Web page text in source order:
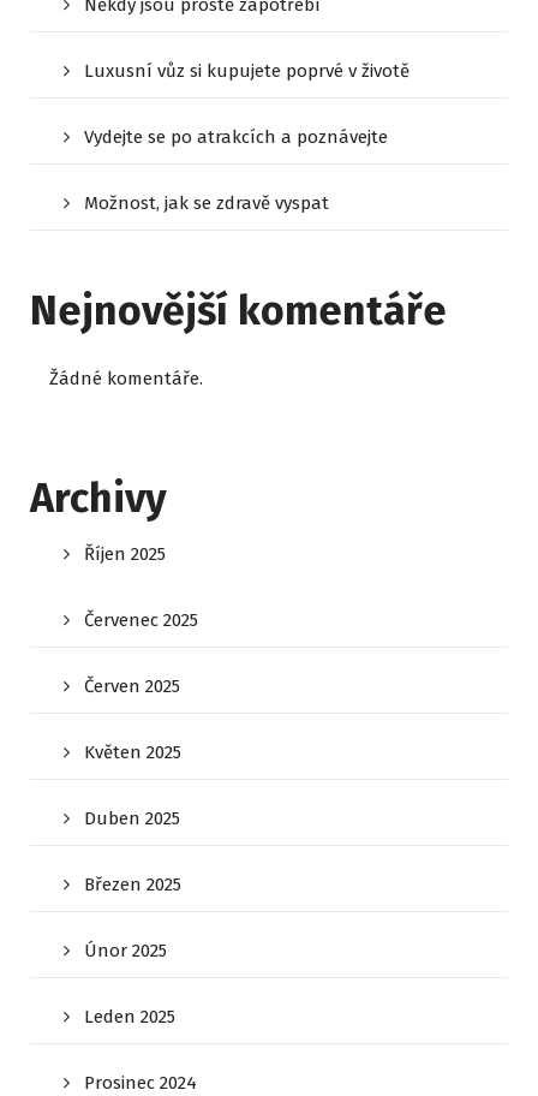
Někdy jsou prostě zapotřebí
Luxusní vůz si kupujete poprvé v životě
Vydejte se po atrakcích a poznávejte
Možnost, jak se zdravě vyspat
Nejnovější komentáře
Žádné komentáře.
Archivy
Říjen 2025
Červenec 2025
Červen 2025
Květen 2025
Duben 2025
Březen 2025
Únor 2025
Leden 2025
Prosinec 2024